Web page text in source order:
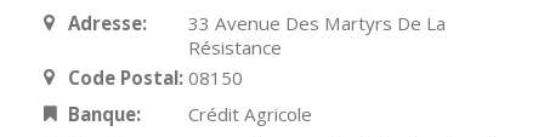
Adresse:
33 Avenue Des Martyrs De La
Résistance
Code Postal: 08150
Banque:
Crédit Agricole